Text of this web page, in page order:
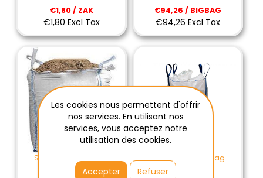
€1,80 / ZAK
€1,80 Excl Tax
€94,26 / BIGBAG
€94,26 Excl Tax
Scheldezand 1500kg
Rijnzand 05 Big Bag
1500kg
Les cookies nous permettent d'offrir
nos services. En utilisant nos
services, vous acceptez notre
utilisation des cookies.
Accepter
Refuser